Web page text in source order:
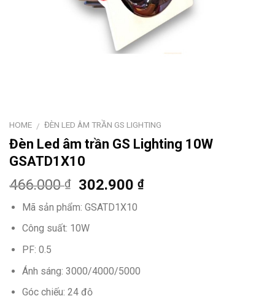
HOME / ĐÈN LED ÂM TRẦN GS LIGHTING
Đèn Led âm trần GS Lighting 10W
GSATD1X10
466.000₫ 302.900₫
Mã sản phẩm: GSATD1X10
Công suất: 10W
PF: 0.5
Ánh sáng: 3000/4000/5000
Góc chiếu: 24 độ